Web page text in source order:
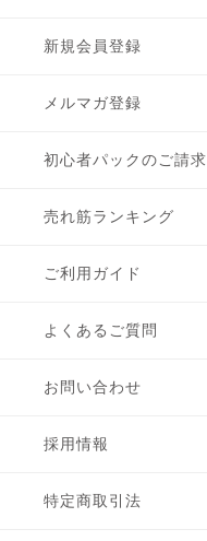
新規会員登録
メルマガ登録
初心者パックのご請求
売れ筋ランキング
ご利用ガイド
よくあるご質問
お問い合わせ
採用情報
特定商取引法